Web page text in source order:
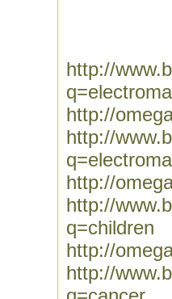
http://
http://
http://
http://
http://
q=children
http://
http://